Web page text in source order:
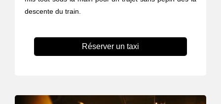
descente du train.
Réserver un taxi